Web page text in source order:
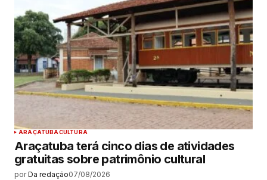
ARAÇATUBACULTURA
Araçatuba terá cinco dias de atividades
gratuitas sobre patrimônio cultural
por Da redação07/08/2026